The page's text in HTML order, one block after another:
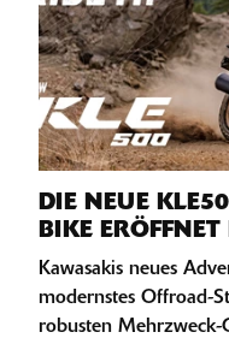
DIE NEUE
BIKE
Kawasakis neues
modernstes Offroad-
robusten Mehrzweck-